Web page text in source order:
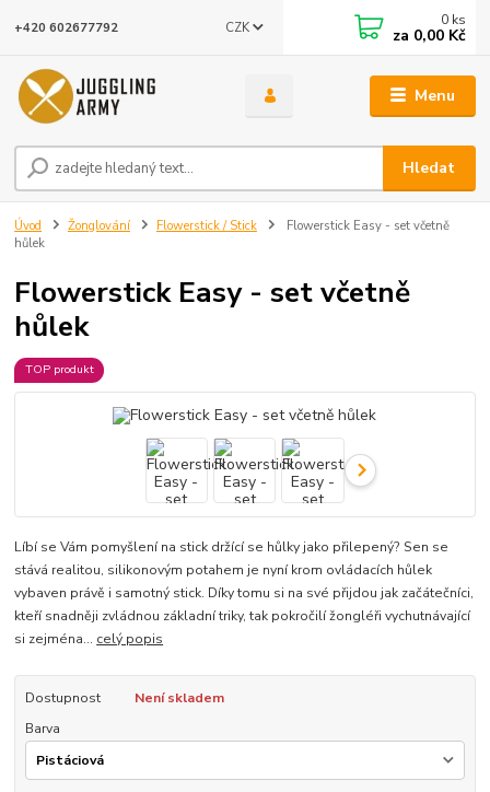
Menu
CZK
Hledat
+420 602677792 0 ks
za 0,00 Kč
Úvod Žonglování Flowerstick / Stick
Flowerstick Easy - set včetně
hůlek
Flowerstick Easy - set včetně
hůlek
TOP produkt
Líbí se Vám pomyšlení na stick držící se hůlky jako přilepený? Sen se
stává realitou, silikonovým potahem je nyní krom ovládacích hůlek
vybaven právě i samotný stick. Díky tomu si na své přijdou jak začátečníci,
kteří snadněji zvládnou základní triky, tak pokročilí žongléři vychutnávající
si zejména... celý popis
Dostupnost
Není skladem
Barva